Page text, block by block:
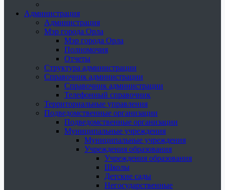
Администрация
Администрация
Мэр города Орла
Мэр города Орла
Полномочия
Отчеты
Структура администрации
Справочник администрации
Справочник администрации
Телефонный справочник
Территориальные управления
Подведомственные организации
Подведомственные организации
Муниципальные учреждения
Муниципальные учреждения
Учреждения образования
Учреждения образования
Школы
Детские сады
Негосударственные